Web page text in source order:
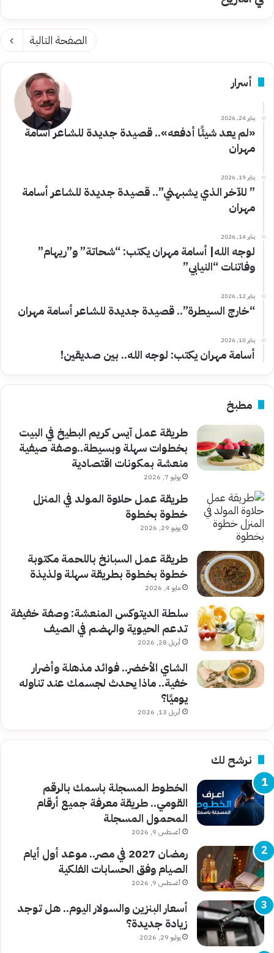
الصفحة التالية
أسرار
يناير 24, 2026
«لم يعد شيئًا أدفعه».. قصيدة جديدة للشاعر أسامة
مهران
يناير 19, 2026
” للآخر الذي يشبهني”.. قصيدة جديدة للشاعر أسامة
مهران
يناير 14, 2026
لوجه الله| أسامة مهران يكتب: “شحاتة” و”ريهام”
وفاتنات “النيابي”
يناير 12, 2026
“خارج السيطرة”.. قصيدة جديدة للشاعر أسامة مهران
يناير 10, 2026
أسامة مهران يكتب: لوجه الله.. بين صديقين!
مطبخ
طريقة عمل آيس كريم البطيخ في البيت
بخطوات سهلة وبسيطة..وصفة صيفية
منعشة بمكونات اقتصادية
يوليو 7, 2026
طريقة عمل حلاوة المولد في المنزل
خطوة بخطوة
يونيو 29, 2026
طريقة عمل السبانخ باللحمة مكتوبة
خطوة بخطوة بطريقة سهلة ولذيذة
مايو 4, 2026
سلطة الديتوكس المنعشة: وصفة خفيفة
تدعم الحيوية والهضم في الصيف
أبريل 28, 2026
الشاي الأخضر.. فوائد مذهلة وأضرار
خفية.. ماذا يحدث لجسمك عند تناوله
يوميًا؟
أبريل 13, 2026
نرشح لك
الخطوط المسجلة باسمك بالرقم
القومي.. طريقة معرفة جميع أرقام
المحمول المسجلة
أغسطس 9, 2026
رمضان 2027 في مصر.. موعد أول أيام
الصيام وفق الحسابات الفلكية
أغسطس 9, 2026
أسعار البنزين والسولار اليوم.. هل توجد
زيادة جديدة؟
يوليو 29, 2026